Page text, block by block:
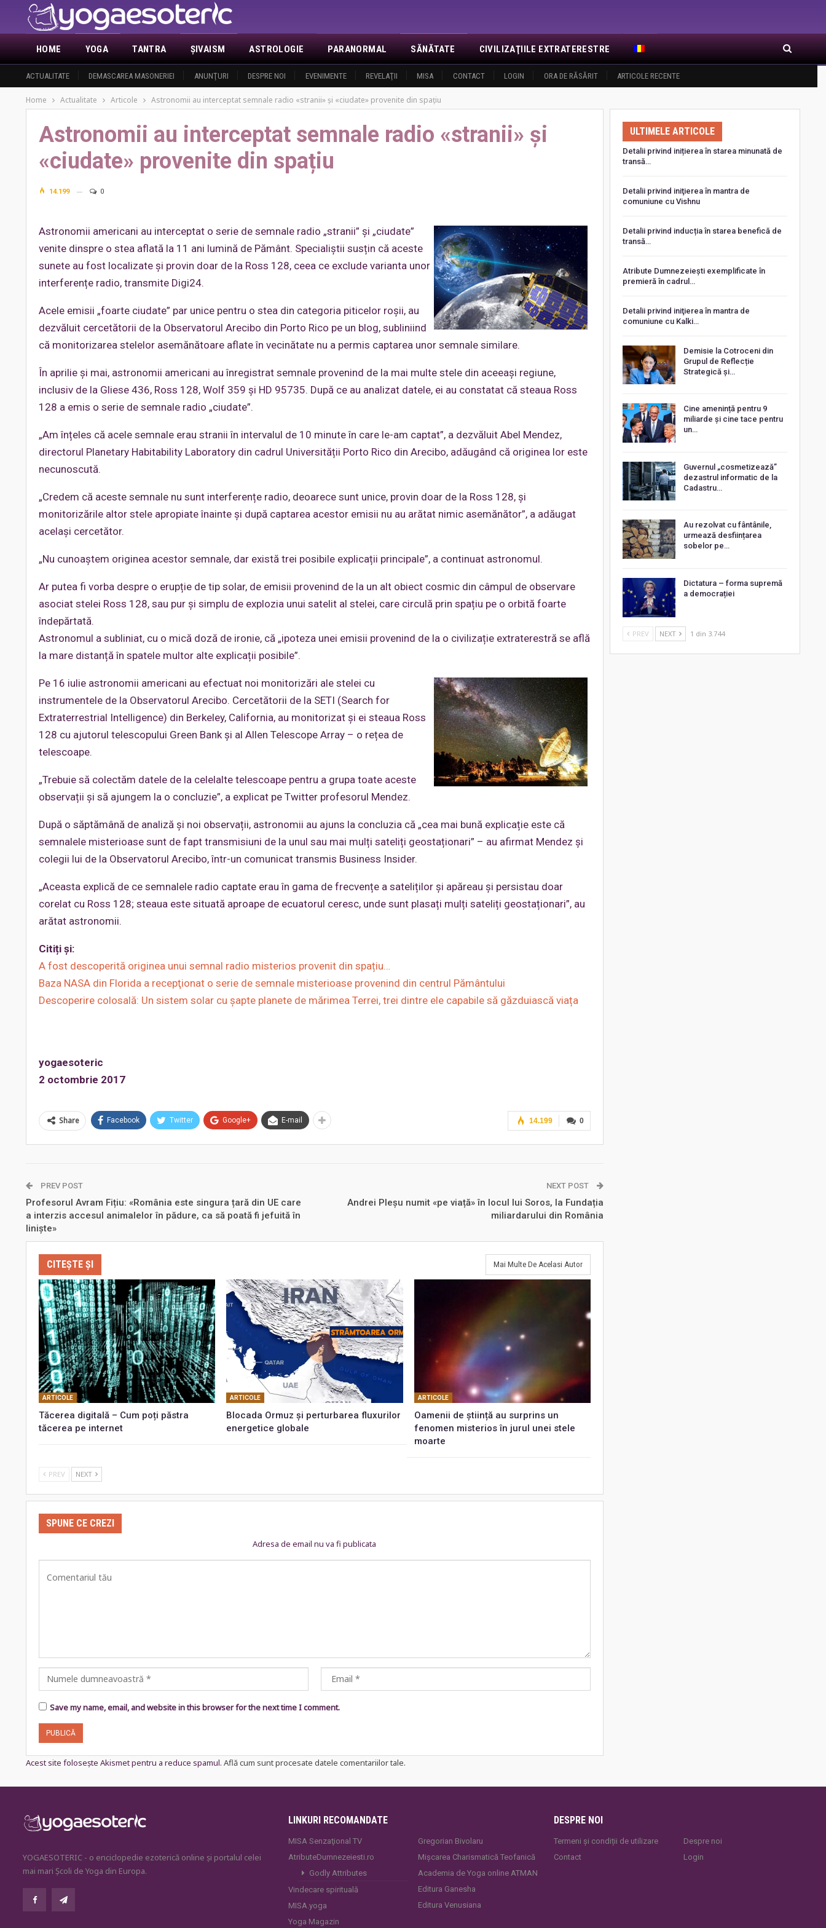
HOME
ACTUALITATE DEMASCAREA MASONERIEI ANUNŢURI DESPRE NOI EVENIMENTE REVELAŢII MISA CONTACT LOGIN ORA DE RĂSĂRIT ARTICOLE RECENTE
YOGA TANTRA ŞIVAISM ASTROLOGIE PARANORMAL SĂNĂTATE CIVILIZAŢIILE EXTRATERESTRE
Home Actualitate Articole Astronomii au interceptat semnale radio «stranii» și «ciudate» provenite din spațiu
Astronomii au interceptat semnale radio «stranii» și
«ciudate» provenite din spațiu
14.199 0
Astronomii americani au interceptat o serie de semnale radio „stranii” și „ciudate”
venite dinspre o stea aflată la 11 ani lumină de Pământ. Specialiștii susțin că aceste
sunete au fost localizate și provin doar de la Ross 128, ceea ce exclude varianta unor
interferențe radio, transmite Digi24.
Acele emisii „foarte ciudate” par unice pentru o stea din categoria piticelor roșii, au
dezvăluit cercetătorii de la Observatorul Arecibo din Porto Rico pe un blog, subliniind
că monitorizarea stelelor asemănătoare aflate în vecinătate nu a permis captarea unor semnale similare.
În aprilie și mai, astronomii americani au înregistrat semnale provenind de la mai multe stele din aceeași regiune,
inclusiv de la Gliese 436, Ross 128, Wolf 359 și HD 95735. După ce au analizat datele, ei au constatat că steaua Ross
128 a emis o serie de semnale radio „ciudate”.
„Am înțeles că acele semnale erau stranii în intervalul de 10 minute în care le-am captat”, a dezvăluit Abel Mendez,
directorul Planetary Habitability Laboratory din cadrul Universității Porto Rico din Arecibo, adăugând că originea lor este
necunoscută.
„Credem că aceste semnale nu sunt interferențe radio, deoarece sunt unice, provin doar de la Ross 128, și
monitorizările altor stele apropiate înainte și după captarea acestor emisii nu au arătat nimic asemănător”, a adăugat
același cercetător.
„Nu cunoaștem originea acestor semnale, dar există trei posibile explicații principale”, a continuat astronomul.
Ar putea fi vorba despre o erupție de tip solar, de emisii provenind de la un alt obiect cosmic din câmpul de observare
asociat stelei Ross 128, sau pur și simplu de explozia unui satelit al stelei, care circulă prin spațiu pe o orbită foarte
îndepărtată.
Astronomul a subliniat, cu o mică doză de ironie, că „ipoteza unei emisii provenind de la o civilizație extraterestră se află
la mare distanță în spatele multor alte explicații posibile”.
Pe 16 iulie astronomii americani au efectuat noi monitorizări ale stelei cu
instrumentele de la Observatorul Arecibo. Cercetătorii de la SETI (Search for
Extraterrestrial Intelligence) din Berkeley, California, au monitorizat și ei steaua Ross
128 cu ajutorul telescopului Green Bank și al Allen Telescope Array – o rețea de
telescoape.
„Trebuie să colectăm datele de la celelalte telescoape pentru a grupa toate aceste
observații și să ajungem la o concluzie”, a explicat pe Twitter profesorul Mendez.
După o săptămână de analiză și noi observații, astronomii au ajuns la concluzia că „cea mai bună explicație este că
semnalele misterioase sunt de fapt transmisiuni de la unul sau mai mulți sateliți geostaționari” – au afirmat Mendez și
colegii lui de la Observatorul Arecibo, într-un comunicat transmis Business Insider.
„Aceasta explică de ce semnalele radio captate erau în gama de frecvențe a sateliților și apăreau și persistau doar
corelat cu Ross 128; steaua este situată aproape de ecuatorul ceresc, unde sunt plasați mulți sateliți geostaționari”, au
arătat astronomii.
Citiți și:
A fost descoperită originea unui semnal radio misterios provenit din spațiu…
Baza NASA din Florida a recepţionat o serie de semnale misterioase provenind din centrul Pământului
Descoperire colosală: Un sistem solar cu şapte planete de mărimea Terrei, trei dintre ele capabile să găzduiască viața
yogaesoteric
2 octombrie 2017
0
14.199
Share Facebook Twitter Google+ E-mail
PREV POST
Profesorul Avram Fițiu: «România este singura țară din UE care
a interzis accesul animalelor în pădure, ca să poată fi jefuită în
liniște»
NEXT POST
Andrei Pleșu numit «pe viață» în locul lui Soros, la Fundația
miliardarului din România
CITEȘTE ȘI Mai Multe De Acelasi Autor
ARTICOLE
Tăcerea digitală – Cum poți păstra
tăcerea pe internet
ARTICOLE
Blocada Ormuz și perturbarea fluxurilor
energetice globale
ARTICOLE
Oamenii de știință au surprins un
fenomen misterios în jurul unei stele
moarte
PREV NEXT
SPUNE CE CREZI
Adresa de email nu va fi publicata
Save my name, email, and website in this browser for the next time I comment.
Acest site folosește Akismet pentru a reduce spamul. Află cum sunt procesate datele comentariilor tale.
ULTIMELE ARTICOLE
Detalii privind inițierea în starea minunată de
transă…
Detalii privind iniţierea în mantra de
comuniune cu Vishnu
Detalii privind inducția în starea benefică de
transă…
Atribute Dumnezeiești exemplificate în
premieră în cadrul…
Detalii privind iniţierea în mantra de
comuniune cu Kalki…
Demisie la Cotroceni din
Grupul de Reflecție
Strategică și…
Cine amenință pentru 9
miliarde și cine tace pentru
un…
Guvernul „cosmetizează”
dezastrul informatic de la
Cadastru…
Au rezolvat cu fântânile,
urmează desființarea
sobelor pe…
Dictatura – forma supremă
a democrației
PREV NEXT 1 din 3.744
YOGAESOTERIC - o enciclopedie ezoterică online și portalul celei
mai mari Școli de Yoga din Europa.
LINKURI RECOMANDATE
MISA Senzaţional TV
AtributeDumnezeiesti.ro
Godly Attributes
Vindecare spirituală
MISA.yoga
Yoga Magazin
Gregorian Bivolaru
Mișcarea Charismatică Teofanică
Academia de Yoga online ATMAN
Editura Ganesha
Editura Venusiana
DESPRE NOI
Termeni și condiții de utilizare
Contact
Despre noi
Login